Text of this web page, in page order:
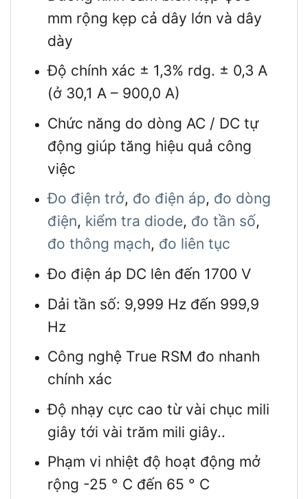
mm rộng kẹp cả dây lớn và dây
dày
Độ chính xác ± 1,3% rdg. ± 0,3 A
(ở 30,1 A – 900,0 A)
Chức năng do dòng AC / DC tự
động giúp tăng hiệu quả công
việc
Đo điện trở, đo điện áp, đo dòng
điện, kiểm tra diode, đo tần số,
đo thông mạch, đo liên tục
Đo điện áp DC lên đến 1700 V
Dải tần số: 9,999 Hz đến 999,9
Hz
Công nghệ True RSM đo nhanh
chính xác
Độ nhạy cực cao từ vài chục mili
giây tới vài trăm mili giây..
Phạm vi nhiệt độ hoạt động mở
rộng -25 ° C đến 65 ° C